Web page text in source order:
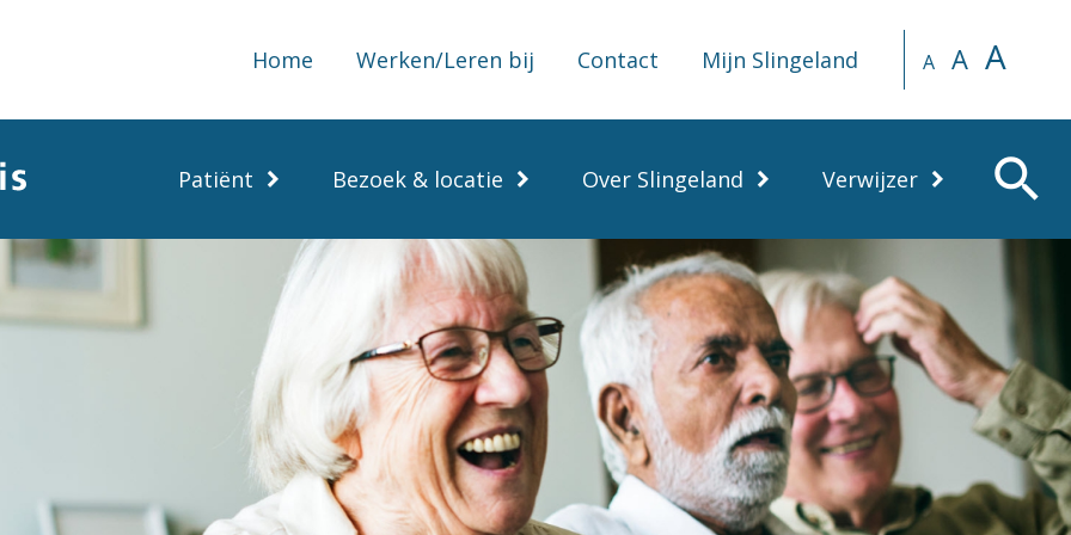
Home Werken/Leren bij Contact Mijn Slingeland A A A
Patiënt Bezoek & locatie Over Slingeland Verwijzer search